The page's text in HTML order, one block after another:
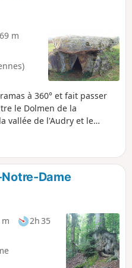
m
à 360° et fait passer
le Dolmen de la
vallée de l'Audry et le
Dame
2h 35